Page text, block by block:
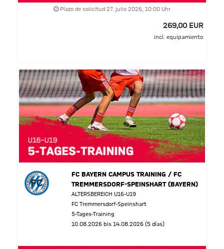
Plazo de solicitud 27. julio 2026, 10:00 Uhr
269,00 EUR
incl. equipamiento
FC BAYERN CAMPUS TRAINING / FC
TREMMERSDORF-SPEINSHART (BAYERN)
ALTERSBEREICH U16-U19
FC Tremmersdorf-Speinshart
5-Tages-Training
10.08.2026 bis 14.08.2026 (5 días)